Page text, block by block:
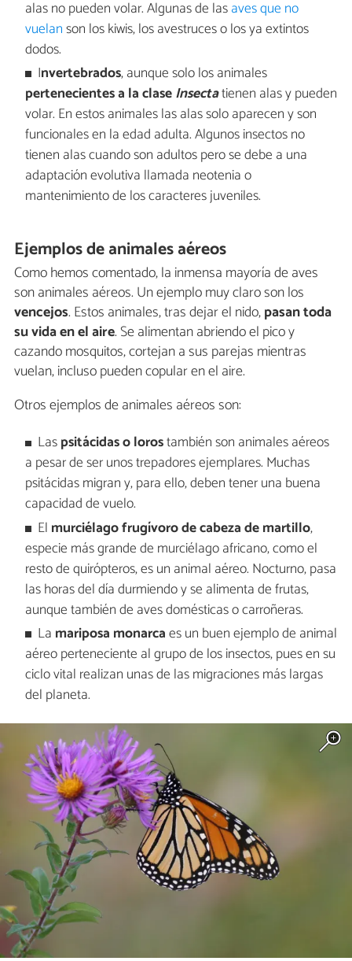
alas no pueden volar. Algunas de lasaves que no
vuelanson los kiwis, los avestruces o los ya extintos
dodos.
Invertebrados, aunque solo los animales
pertenecientes a la claseInsectatienen alas y pueden
volar. En estos animales las alas solo aparecen y son
funcionales en la edad adulta. Algunos insectos no
tienen alas cuando son adultos pero se debe a una
adaptación evolutiva llamada neotenia o
mantenimiento de los caracteres juveniles.
Ejemplos de animales aéreos
Como hemos comentado, la inmensa mayoría de aves
son animales aéreos. Un ejemplo muy claro son los
vencejos. Estos animales, tras dejar el nido,pasan toda
su vida en el aire. Se alimentan abriendo el pico y
cazando mosquitos, cortejan a sus parejas mientras
vuelan, incluso pueden copular en el aire.
Otros ejemplos de animales aéreos son:
Laspsitácidas o lorostambién son animales aéreos
a pesar de ser unos trepadores ejemplares. Muchas
psitácidas migran y, para ello, deben tener una buena
capacidad de vuelo.
El murciélago frugívoro de cabeza de martillo,
especie más grande de murciélago africano, como el
resto de quirópteros, es un animal aéreo. Nocturno, pasa
las horas del día durmiendo y se alimenta de frutas,
aunque también de aves domésticas o carroñeras.
La mariposa monarcaes un buen ejemplo de animal
aéreo perteneciente al grupo de los insectos, pues en su
ciclo vital realizan unas de las migraciones más largas
del planeta.